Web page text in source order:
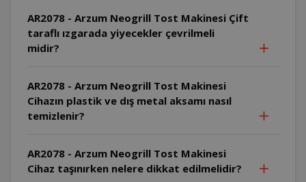
AR2078 - Arzum Neogrill Tost Makinesi Çift
taraflı ızgarada yiyecekler çevrilmeli
midir?
AR2078 - Arzum Neogrill Tost Makinesi
Cihazın plastik ve dış metal aksamı nasıl
temizlenir?
AR2078 - Arzum Neogrill Tost Makinesi
Cihaz taşınırken nelere dikkat edilmelidir?